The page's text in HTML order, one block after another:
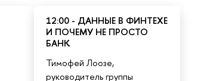
12:00 - ДАННЫЕ В ФИНТЕХЕ
И ПОЧЕМУ НЕ ПРОСТО
БАНК
Тимофей Лоозе,
руководитель группы